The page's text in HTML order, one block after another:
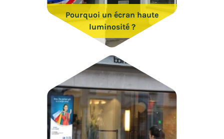
Pourquoi un écran haute
luminosité ?